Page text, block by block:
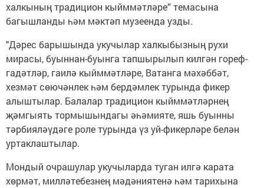
халкының традицион кыйммәтләре” темасына
багышланды һәм мәктәп музеенда узды.
"Дәрес барышында укучылар халкыбызның рухи
мирасы, буыннан-буынга тапшырылып килгән гореф-
гадәтләр, гаилә кыйммәтләре, Ватанга мәхәббәт,
хезмәт сөючәнлек һәм бердәмлек турында фикер
алыштылар. Балалар традицион кыйммәтләрнең
җәмгыять тормышындагы әһәмияте, яшь буынны
тәрбияләүдәге роле турында үз уй-фикерләре белән
уртаклаштылар.
Мондый очрашулар укучыларда туган илгә карата
хөрмәт, милләтебезнең мәдәниятенә һәм тарихына